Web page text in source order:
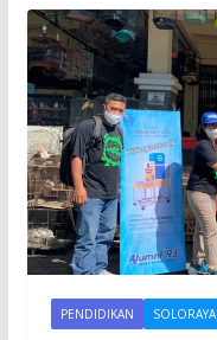
PENDIDIKAN SOLORAYA